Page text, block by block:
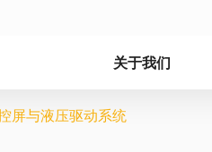
关于我们
屏与液压驱动系统